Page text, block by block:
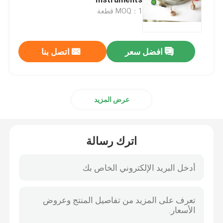
كابل تمديد Spo2
كابل IBP
MOQ：1 قطعة
افضل سعر اتصل بنا
عرض المزيد
اترك رسالة